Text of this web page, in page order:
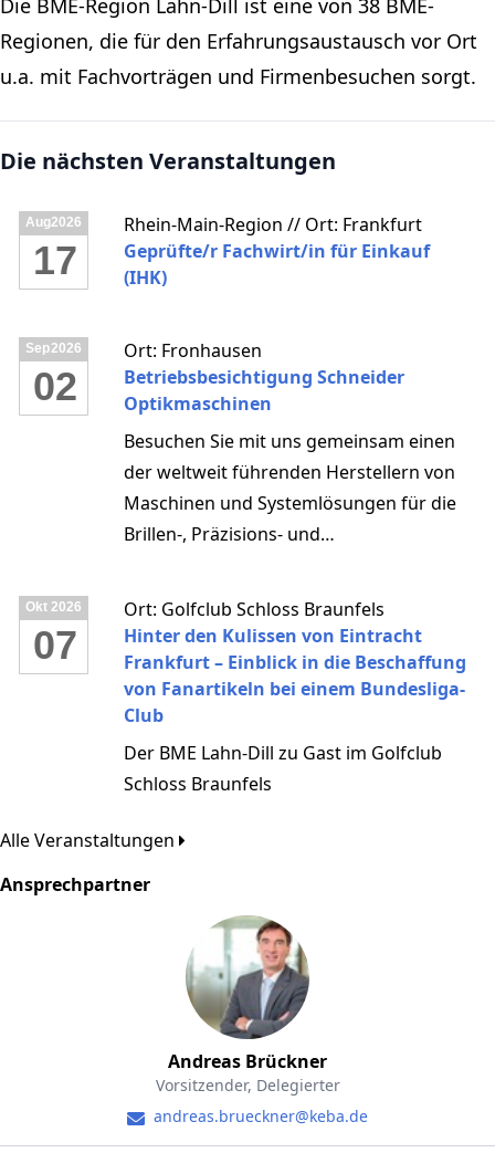
Die BME-Region Lahn-Dill ist eine von 38 BME-
Regionen, die für den Erfahrungsaustausch vor Ort
u.a. mit Fachvorträgen und Firmenbesuchen sorgt.
Die nächsten Veranstaltungen
Aug2026
17
Rhein-Main-Region // Ort: Frankfurt
Geprüfte/r Fachwirt/in für Einkauf
(IHK)
Sep2026
02
Ort: Fronhausen
Betriebsbesichtigung Schneider
Optikmaschinen
Besuchen Sie mit uns gemeinsam einen
der weltweit führenden Herstellern von
Maschinen und Systemlösungen für die
Brillen-, Präzisions- und
Okt 2026
07
Ort: Golfclub Schloss Braunfels
Hinter den Kulissen von Eintracht
Frankfurt – Einblick in die Beschaffung
von Fanartikeln bei einem Bundesliga-
Club
Der BME Lahn-Dill zu Gast im Golfclub
Schloss Braunfels
Alle Veranstaltungen
Ansprechpartner
Andreas Brückner
Vorsitzender, Delegierter
andreas.brueckner@keba.de